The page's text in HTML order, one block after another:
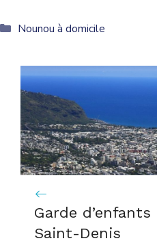
Catégories
Nounou à domicile
Garde
Saint-Denis